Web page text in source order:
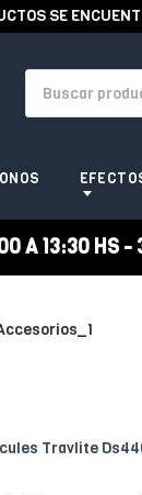
SE
A 13:30